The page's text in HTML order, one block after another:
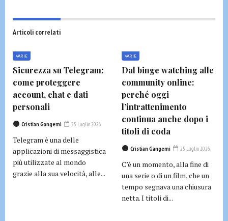
Articoli correlati
VARIE
Sicurezza su Telegram:
come proteggere
account, chat e dati
personali
Cristian Gangemi 25 Luglio 2026
Telegram è una delle
applicazioni di messaggistica
più utilizzate al mondo
grazie alla sua velocità, alle...
VARIE
Dal binge watching alle
community online:
perché oggi
l’intrattenimento
continua anche dopo i
titoli di coda
Cristian Gangemi 25 Luglio 2026
C’è un momento, alla fine di
una serie o di un film, che un
tempo segnava una chiusura
netta. I titoli di...